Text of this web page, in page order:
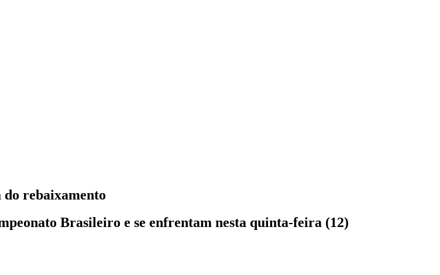
do rebaixamento
Brasileiro e se enfrentam nesta quinta-feira (12)